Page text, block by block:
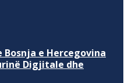
Bosnja e Hercegovina
Digjitale dhe